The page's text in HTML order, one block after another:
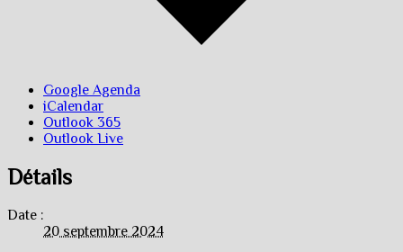
Google Agenda
iCalendar
Outlook 365
Outlook Live
Détails
Date :
20 septembre 2024